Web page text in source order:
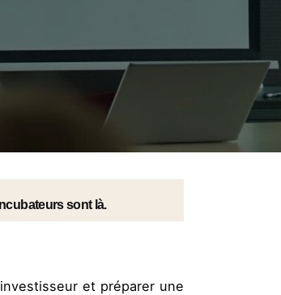
sont là.
et préparer une